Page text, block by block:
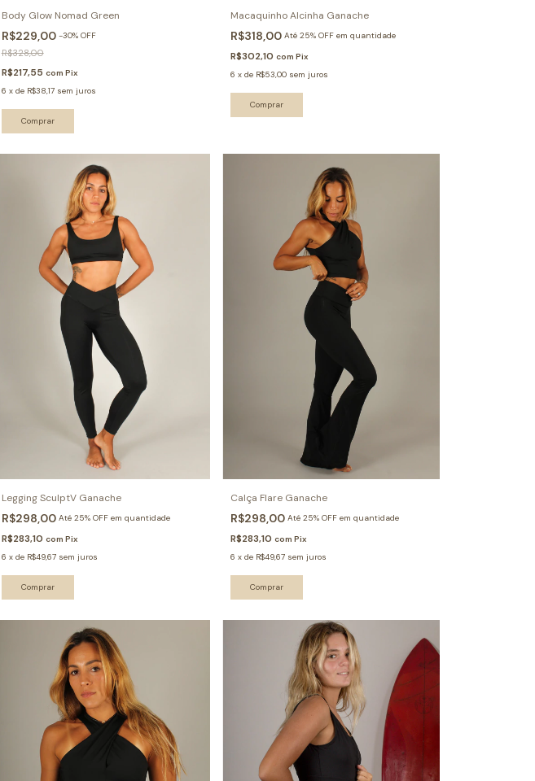
Body Glow Nomad Green
R$229,00 -30% OFF
R$328,00
R$217,55 com Pix
6 x de R$38,17 sem juros
Comprar
Macaquinho Alcinha Ganache
R$318,00Até 25% OFF em quantidade
R$302,10com Pix
6 xde R$53,00 sem juros
Comprar
Legging SculptV Ganache
R$298,00 Até 25% OFF em quantidade
R$283,10 com Pix
6 x de R$49,67 sem juros
Comprar
Calça Flare Ganache
R$298,00Até 25% OFF em quantidade
R$283,10com Pix
6 xde R$49,67 sem juros
Comprar